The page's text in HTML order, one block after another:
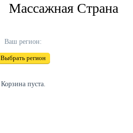
Массажная Страна
Ваш регион:
Выбрать регион
Корзина пуста.